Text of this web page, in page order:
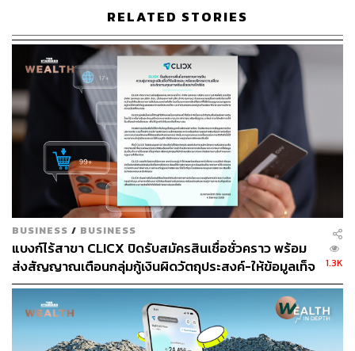
บาท (ข้อมูล ณ กุมภาพันธ์ 2567)
นอกจากนี้ เพื่อรองรับการจัดตั้งสถาบันการเงินในรูปแบบ
ธนาคารพาณิชย์ไร้สาขา (Virtual Bank) ที่กำลังจะเกิดขึ้นใน
อนาคต สคฝ. จะมีการพัฒนาสัญลักษณ์การคุ้มครองเงินฝาก
เพื่อสื่อสารบนช่องทางบริการทางการเงินดิจิทัล เพื่อสร้าง
ความเชื่อมั่นให้ผู้ฝากและประชาชนมั่นใจในการใช้บริการ
กับสถาบันการเงินที่อยู่ภายใต้ความคุ้มครองของ สคฝ.
ทั้งนี้ สคฝ. ได้เร่งเดินหน้าขับเคลื่อนแผนยุทธศาสตร์ระยะที่ 4
(ปี 2566-2570) ในหลายมิติอย่างต่อเนื่อง เพื่อตอกย้ำวิสัยทัศน์
การเป็นองค์กรคุ้มครองเงินฝากที่น่าเชื่อถือและทันสมัย
พร้อมสร้างความเชื่อมั่นให้ประชาชนและผู้ฝากเงิน
ครอบคลุมเป้าหมายในการพัฒนาความพร้อมด้านการจ่าย
เงิน การชำระบัญชี และการบริหารสินทรัพย์ เพื่อให้ผู้ฝากได้
รับการคุ้มครองดูแลและได้รับเงินคืนถูกต้อง ครบถ้วน ตาม
ระยะเวลาที่กฎหมายกำหนด นอกจากนี้ ยังร่วมกับหน่วยงาน
ต่างๆ ให้ความรู้พื้นฐานทางการเงินและการคุ้มครองเงินฝาก
RELATED STORIES
BUSINESS / BUSINESS
แบงก์ไร้สาขา CLICX ปิดรับสมัครสินเชื่อชั่วคราว พร้อม
ส่งสัญญาณเตือนกลุ่มกู้เงินผิดวัตถุประสงค์-ให้ข้อมูลเท็จ
เตรียมดำเนินคดีเด็ดขาด
1.3K